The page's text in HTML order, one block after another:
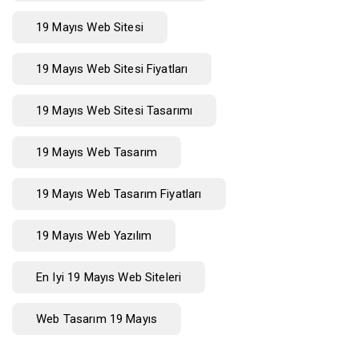
19 Mayıs Web Sitesi
19 Mayıs Web Sitesi Fiyatları
19 Mayıs Web Sitesi Tasarımı
19 Mayıs Web Tasarım
19 Mayıs Web Tasarım Fiyatları
19 Mayıs Web Yazılım
En Iyi 19 Mayıs Web Siteleri
Web Tasarım 19 Mayıs